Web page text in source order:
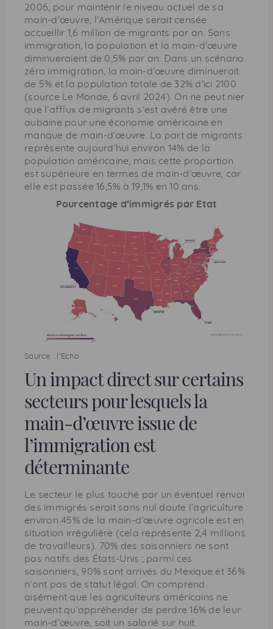
2006, pour maintenir le niveau actuel de sa
main-d’œuvre, l’Amérique serait censée
accueillir 1,6 million de migrants par an. Sans
immigration, la population et la main-d’œuvre
diminueraient de 0,5% par an. Dans un scénario
zéro immigration, la main-d’œuvre diminuerait
de 5% et la population totale de 32% d’ici 2100
(source Le Monde, 6 avril 2024). On ne peut nier
que l’afflux de migrants s’est avéré être une
aubaine pour une économie américaine en
manque de main-d’œuvre. La part de migrants
représente aujourd’hui environ 14% de la
population américaine, mais cette proportion
est supérieure en termes de main-d’œuvre, car
elle est passée 16,5% à 19,1% en 10 ans.
Pourcentage d’immigrés par Etat
Source : l’Echo
Un impact direct sur certains
secteurs pour lesquels la
main-d’œuvre issue de
l’immigration est
déterminante
Le secteur le plus touché par un éventuel renvoi
des immigrés serait sans nul doute l’agriculture :
environ 45% de la main-d’œuvre agricole est en
situation irrégulière (cela représente 2,4 millions
de travailleurs). 70% des saisonniers ne sont
pas natifs des États-Unis ; parmi ces
saisonniers, 90% sont arrivés du Mexique et 36%
n’ont pas de statut légal. On comprend
aisément que les agriculteurs américains ne
peuvent qu’appréhender de perdre 16% de leur
main-d’œuvre, soit un salarié sur huit.